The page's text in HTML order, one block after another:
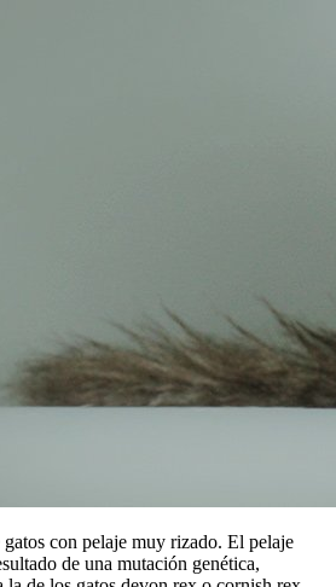
con pelaje muy rizado. El pelaje
de una mutación genética,